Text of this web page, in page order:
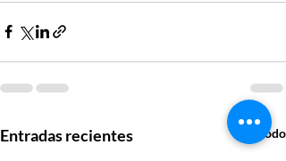
Entradas recientes Ver todo